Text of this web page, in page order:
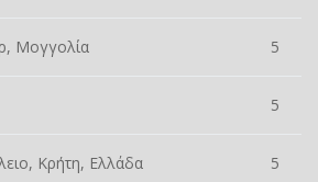
Μογγολία 5
5
Κρήτη, Ελλάδα 5